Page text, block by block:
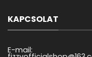
KAPCSOLAT
E-mail: